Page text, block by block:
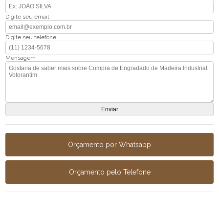
Digite seu email
Digite seu telefone
Mensagem
Orçamento por Whatsapp
Orçamento pelo Telefone